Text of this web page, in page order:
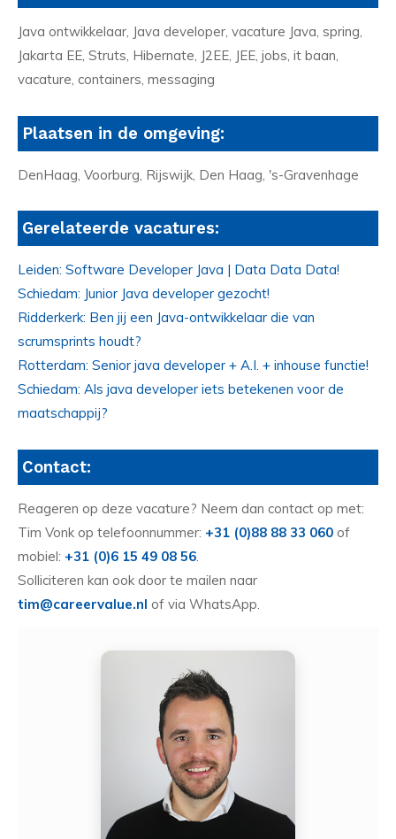
Java ontwikkelaar, Java developer, vacature Java, spring,
Jakarta EE, Struts, Hibernate, J2EE, JEE, jobs, it baan,
vacature, containers, messaging
Plaatsen in de omgeving:
DenHaag, Voorburg, Rijswijk, Den Haag, 's-Gravenhage
Gerelateerde vacatures:
Leiden: Software Developer Java | Data Data Data!
Schiedam: Junior Java developer gezocht!
Ridderkerk: Ben jij een Java-ontwikkelaar die van
scrumsprints houdt?
Rotterdam: Senior java developer + A.I. + inhouse functie!
Schiedam: Als java developer iets betekenen voor de
maatschappij?
Contact:
Reageren op deze vacature? Neem dan contact op met:
Tim Vonk op telefoonnummer: +31 (0)88 88 33 060 of
mobiel: +31 (0)6 15 49 08 56.
Solliciteren kan ook door te mailen naar
tim@careervalue.nl of via WhatsApp.